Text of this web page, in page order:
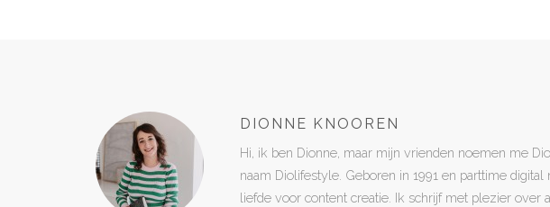
DIONNE KNOOREN
Hi, ik ben Dionne, maar mijn vrienden noemen me
naam Diolifestyle. Geboren in 1991 en parttime
liefde voor content creatie. Ik schrijf met plezier over